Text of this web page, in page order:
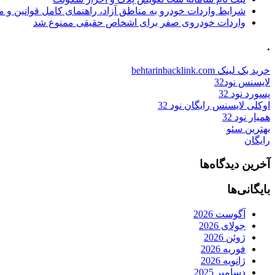
شرایط واردات خودرو به مناطق آزاد، راهنمای کامل قوانین و
واردات خودروی صفر برای اشخاص حقیقی ممنوع شد
.
خرید بک لینک behtarinbacklink.com
لایسنس نود32
پسورد نود 32
اوکلی لایسنس رایگان نود 32
همیار نود 32
بهترین سئو
رایگان
آخرین دیدگاه‌ها
بایگانی‌ها
آگوست 2026
جولای 2026
ژوئن 2026
فوریه 2026
ژانویه 2026
دسامبر 2025